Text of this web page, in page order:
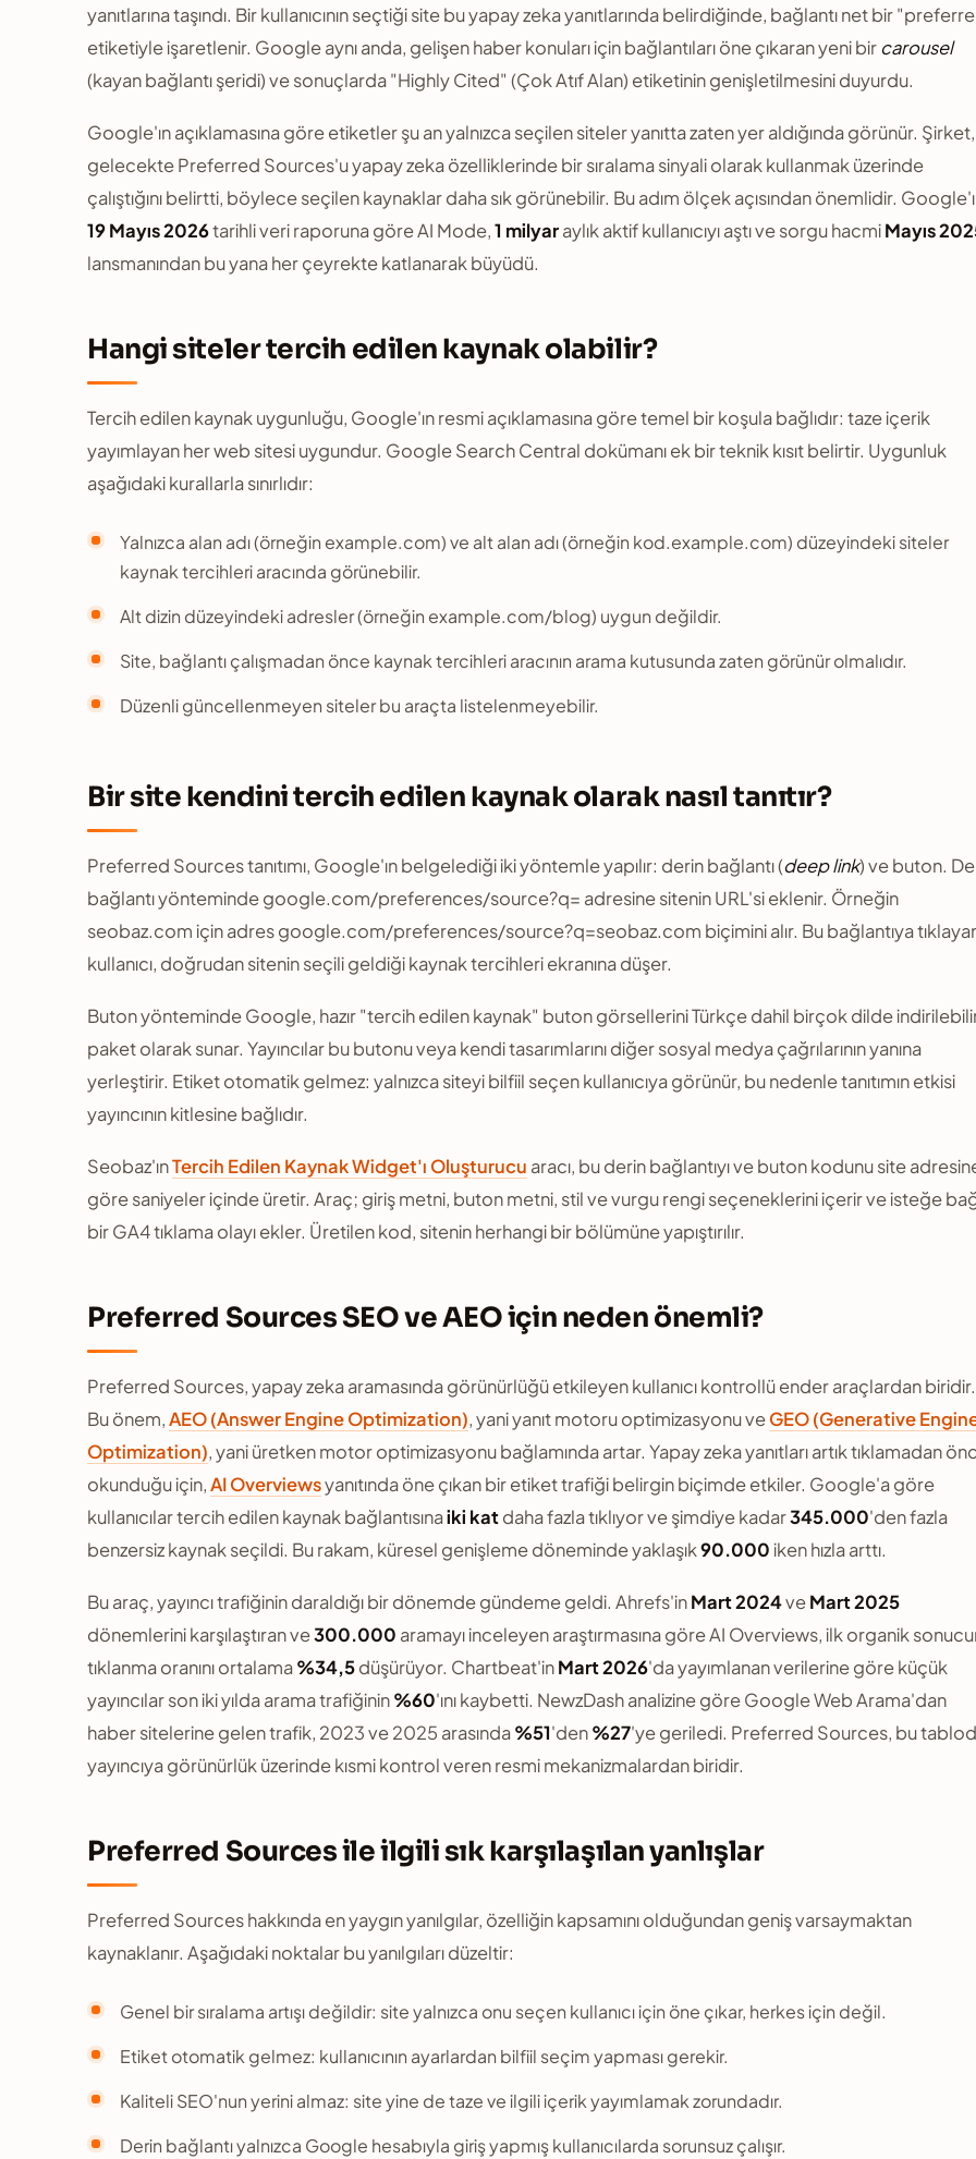
yanıtlarına taşındı. Bir kullanıcının seçtiği site bu yapay zeka yanıtlarında belirdiğinde, bağlantı net bir
etiketiyle işaretlenir. Google aynı anda, gelişen haber konuları için bağlantıları öne çıkaran yeni bircarousel
(kayan bağlantı şeridi) ve sonuçlarda "Highly Cited" (Çok Atıf Alan) etiketinin genişletilmesini duyurdu.
Google'ın açıklamasına göre etiketler şu an yalnızca seçilen siteler yanıtta zaten yer aldığında görünür. Şirket,
gelecekte Preferred Sources'u yapay zeka özelliklerinde bir sıralama sinyali olarak kullanmak üzerinde
çalıştığını belirtti, böylece seçilen kaynaklar daha sık görünebilir. Bu adım ölçek açısından önemlidir.
19 Mayıs 2026tarihli veri raporuna göre AI Mode,1 milyaraylık aktif kullanıcıyı aştı ve sorgu hacmiMayıs
lansmanından bu yana her çeyrekte katlanarak büyüdü.
Hangi siteler tercih edilen kaynak olabilir?
Tercih edilen kaynak uygunluğu, Google'ın resmi açıklamasına göre temel bir koşula bağlıdır: taze içerik
yayımlayan her web sitesi uygundur. Google Search Central dokümanı ek bir teknik kısıt belirtir. Uygunluk
aşağıdaki kurallarla sınırlıdır:
Yalnızca alan adı (örneğin example.com) ve alt alan adı (örneğin kod.example.com) düzeyindeki siteler
kaynak tercihleri aracında görünebilir.
Alt dizin düzeyindeki adresler (örneğin example.com/blog) uygun değildir.
Site, bağlantı çalışmadan önce kaynak tercihleri aracının arama kutusunda zaten görünür olmalıdır.
Düzenli güncellenmeyen siteler bu araçta listelenmeyebilir.
Bir site kendini tercih edilen kaynak olarak nasıl tanıtır?
Preferred Sources tanıtımı, Google'ın belgelediği iki yöntemle yapılır: derin bağlantı (deep link) ve buton.
bağlantı yönteminde google.com/preferences/source?q= adresine sitenin URL'si eklenir. Örneğin
seobaz.com için adres google.com/preferences/source?q=seobaz.com biçimini alır. Bu bağlantıya
kullanıcı, doğrudan sitenin seçili geldiği kaynak tercihleri ekranına düşer.
Buton yönteminde Google, hazır "tercih edilen kaynak" buton görsellerini Türkçe dahil birçok dilde
paket olarak sunar. Yayıncılar bu butonu veya kendi tasarımlarını diğer sosyal medya çağrılarının yanına
yerleştirir. Etiket otomatik gelmez: yalnızca siteyi bilfiil seçen kullanıcıya görünür, bu nedenle tanıtımın etkisi
yayıncının kitlesine bağlıdır.
Seobaz'ınTercih Edilen Kaynak Widget'ı Oluşturucu aracı, bu derin bağlantıyı ve buton kodunu site
göre saniyeler içinde üretir. Araç; giriş metni, buton metni, stil ve vurgu rengi seçeneklerini içerir ve isteğe
bir GA4 tıklama olayı ekler. Üretilen kod, sitenin herhangi bir bölümüne yapıştırılır.
Preferred Sources SEO ve AEO için neden önemli?
Preferred Sources, yapay zeka aramasında görünürlüğü etkileyen kullanıcı kontrollü ender araçlardan biridir.
Bu önem,AEO (Answer Engine Optimization), yani yanıt motoru optimizasyonu veGEO (Generative
Optimization), yani üretken motor optimizasyonu bağlamında artar. Yapay zeka yanıtları artık tıklamadan
okunduğu için,AI Overviewsyanıtında öne çıkan bir etiket trafiği belirgin biçimde etkiler. Google'a göre
kullanıcılar tercih edilen kaynak bağlantısınaiki katdaha fazla tıklıyor ve şimdiye kadar345.000'den fazla
benzersiz kaynak seçildi. Bu rakam, küresel genişleme döneminde yaklaşık90.000iken hızla arttı.
Bu araç, yayıncı trafiğinin daraldığı bir dönemde gündeme geldi. Ahrefs'inMart 2024veMart 2025
dönemlerini karşılaştıran ve300.000 aramayı inceleyen araştırmasına göre AI Overviews, ilk organik
tıklanma oranını ortalama%34,5düşürüyor. Chartbeat'inMart 2026'da yayımlanan verilerine göre küçük
yayıncılar son iki yılda arama trafiğinin%60'ını kaybetti. NewzDash analizine göre Google Web Arama'dan
haber sitelerine gelen trafik, 2023 ve 2025 arasında%51'den%27'ye geriledi. Preferred Sources, bu
yayıncıya görünürlük üzerinde kısmi kontrol veren resmi mekanizmalardan biridir.
Preferred Sources ile ilgili sık karşılaşılan yanlışlar
Preferred Sources hakkında en yaygın yanılgılar, özelliğin kapsamını olduğundan geniş varsaymaktan
kaynaklanır. Aşağıdaki noktalar bu yanılgıları düzeltir:
Genel bir sıralama artışı değildir: site yalnızca onu seçen kullanıcı için öne çıkar, herkes için değil.
Etiket otomatik gelmez: kullanıcının ayarlardan bilfiil seçim yapması gerekir.
Kaliteli SEO'nun yerini almaz: site yine de taze ve ilgili içerik yayımlamak zorundadır.
Derin bağlantı yalnızca Google hesabıyla giriş yapmış kullanıcılarda sorunsuz çalışır.